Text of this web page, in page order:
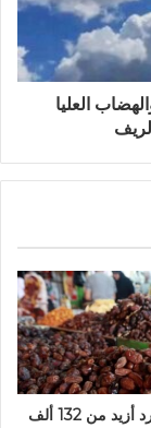
العليا
المغرب يستورد أزيد من 132 ألف